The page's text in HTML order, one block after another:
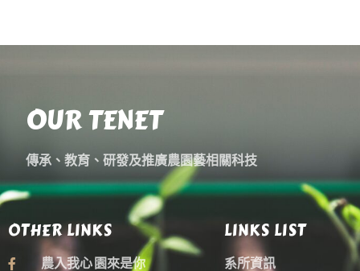
LINKS LIST
系所資訊
OTHER LINKS
農入我心 園來是你
OUR TENET
傳承、教育、研發及推廣農園藝相關科技